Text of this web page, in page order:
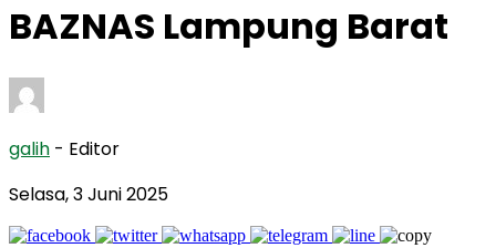
BAZNAS Lampung Barat
galih - Editor
Selasa, 3 Juni 2025